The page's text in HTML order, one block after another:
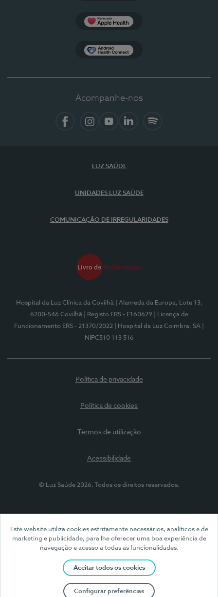
Este website utiliza cookies estritamente necessários, analíticos e de
marketing e publicidade, para lhe oferecer uma boa experiência de
navegação e acesso a todas as funcionalidades.
Aceitar todos os cookies
Configurar preferências
Acompanhe-nos
LUZ SAÚDE
UNIDADES LUZ SAÚDE
COMUNICAÇÃO DE IRREGULARIDADES
Hospital da Luz Clínica da Covilhã
| Alameda da Europa, Lote 13,
6200-546 Covilhã
| Registo ERS - E160629
| Licença de
Funcionamento ERS - 21370/2022
| Hospital da Luz Coimbra, SA
NIPC510 113 516
Política de privacidade
Política de cookies
Termos de utilização
Acessibilidade
© Luz Saúde 2026. Todos os direitos reservados.